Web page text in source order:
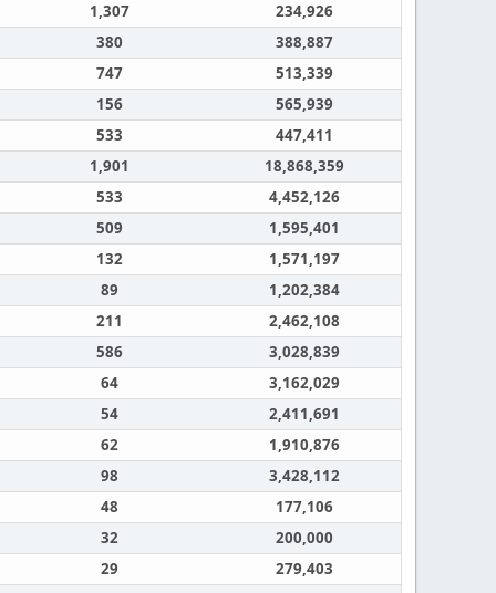
1,307
234,926
380
388,887
747
513,339
156
565,939
533
447,411
1,901
18,868,359
533
4,452,126
509
1,595,401
132
1,571,197
89
1,202,384
211
2,462,108
586
3,028,839
64
3,162,029
54
2,411,691
62
1,910,876
98
3,428,112
48
177,106
32
200,000
29
279,403